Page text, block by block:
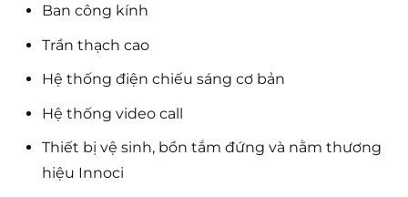
Ban công kính
Trần thạch cao
Hệ thống điện chiếu sáng cơ bản
Hệ thống video call
Thiết bị vệ sinh, bồn tắm đứng và nằm thương
hiệu Innoci